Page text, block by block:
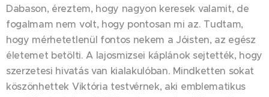
Dabason, éreztem, hogy nagyon keresek valamit, de
fogalmam nem volt, hogy pontosan mi az. Tudtam,
hogy mérhetetlenül fontos nekem a Jóisten, az egész
életemet betölti. A lajosmizsei káplánok sejtették, hogy
szerzetesi hivatás van kialakulóban. Mindketten sokat
köszönhettek Viktória testvérnek, aki emblematikus